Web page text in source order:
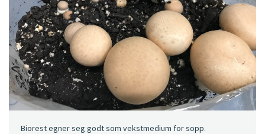
Biorest egner seg godt som vekstmedium for sopp.